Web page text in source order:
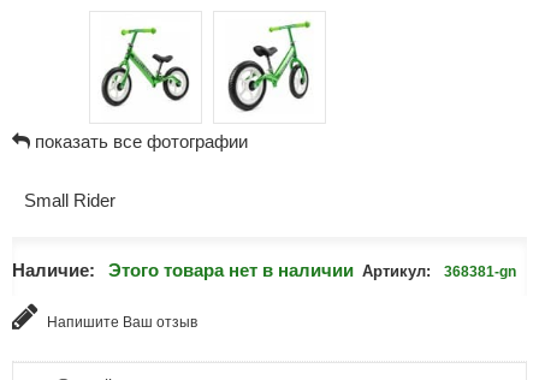
показать все фотографии
Small Rider
Наличие: Этого товара нет в наличии Артикул: 368381-gn
Напишите Ваш отзыв